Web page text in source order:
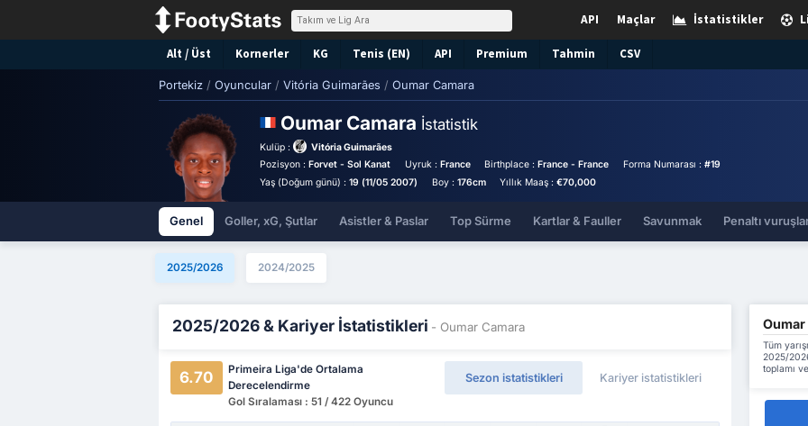
İstatistikler
Maçlar
API
Alt / Üst Kornerler KG Tenis (EN) API Premium Tahmin CSV
Portekiz / Oyuncular / Vitória Guimarães / Oumar Camara
Oumar Camara İstatistik
Kulüp :
Vitória Guimarães
Pozisyon :Forvet - Sol Kanat Uyruk : France Birthplace :France - France Forma Numarası : #19
Yaş (Doğum günü) :19 (11/05 2007) Boy : 176cm Yıllık Maaş :€70,000
Genel Goller, xG, Şutlar Asistler & Paslar Top Sürme Kartlar & Fauller Savunmak Penaltı
2025/2026 2024/2025
2025/2026 & Kariyer İstatistikleri - Oumar Camara
6.70
Primeira Liga'de Ortalama
Derecelendirme
Gol Sıralaması : 51 / 422 Oyuncu
Sezon istatistikleri Kariyer istatistikleri
Tüm
2025/
toplamı